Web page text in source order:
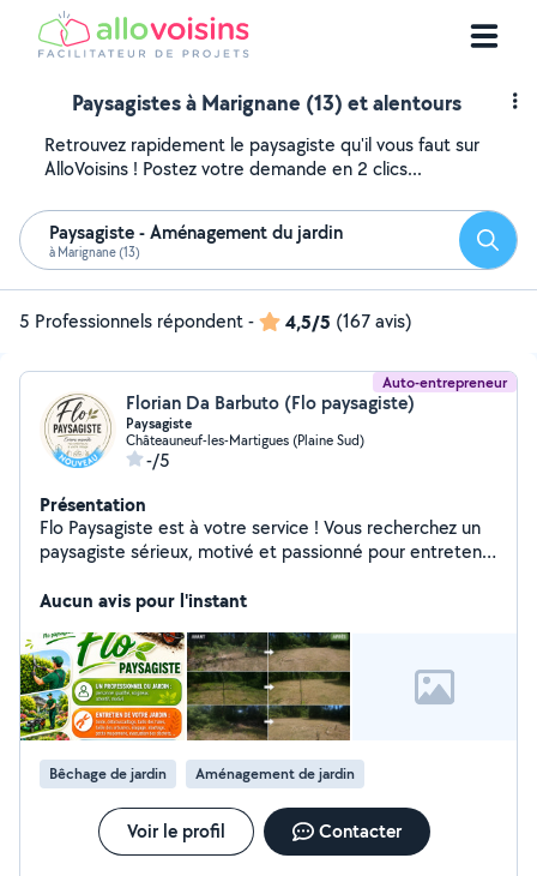
Paysagistes à Marignane (13) et alentours
Retrouvez rapidement le paysagiste qu'il vous faut sur
AlloVoisins ! Postez votre demande en 2 clics...
Paysagiste - Aménagement du jardin
à Marignane (13)
5 Professionnels répondent- 4,5/5 (167 avis)
Auto-entrepreneur
Florian Da Barbuto (Flo paysagiste)
Paysagiste
Châteauneuf-les-Martigues (Plaine Sud)
-/5
Présentation
Flo Paysagiste est à votre service ! Vous recherchez un
paysagiste sérieux, motivé et passionné pour entretenir
Tonte de pelouse Débroussaillage Taille de haies et
Évacuation des déchets verts Intervention ponctuelle
ou contrat d'entretien annuel Travail soigné Devis gratuit
Déplacement rapide Bénéficiez de 50 % de crédit
d'impôt selon les conditions en vigueur N'hésitez pas à
me contacter en message privé ou par téléphone pour
un devis gratuit.
Aucun avis pour l'instant
Bêchage de jardin Aménagement de jardin
Voir le profil Contacter